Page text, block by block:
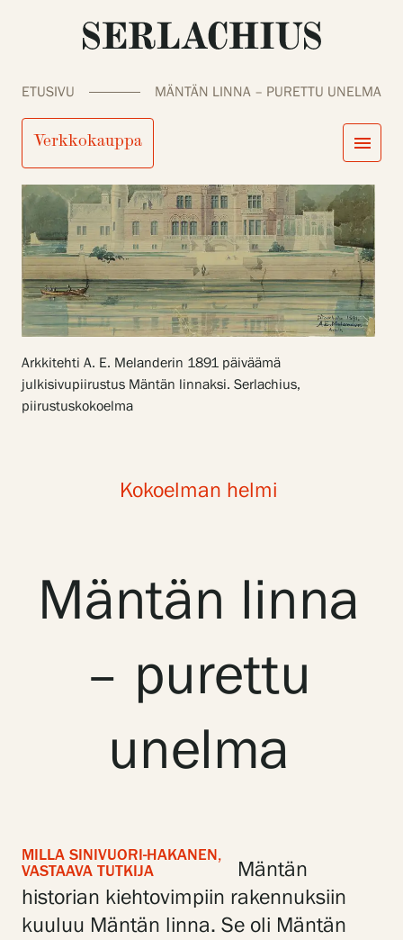
Tule meille
Näyttelyt
Tapahtumat
Palvelumme
Kokoelmat ja museo
Serlachius Residenssi
SERLACHIUS+
ETUSIVU MÄNTÄN LINNA – PURETTU UNELMA
Verkkokauppa menu
close
searchHakufiensvja
Tule meille
Palvelumme
Serlachius Residenssi
SERLACHIUS+
Gösta Serlachiuksen taidesäätiö
Yhteystiedot
Arkkitehti A. E. Melanderin 1891 päiväämä
julkisivupiirustus Mäntän linnaksi. Serlachius,
piirustuskokoelma
Kokoelman helmi
Mäntän linna
– purettu
unelma
MILLA SINIVUORI-HAKANEN,
VASTAAVA TUTKIJA
Mäntän
historian kiehtovimpiin rakennuksiin
kuuluu Mäntän linna. Se oli Mäntän